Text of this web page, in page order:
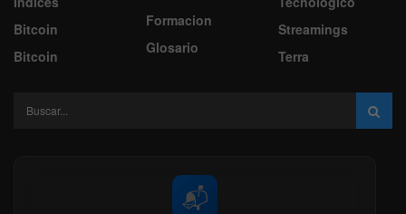
Bitcoin
Bitcoin
Formacion
Glosario
Streamings
Terra
📬